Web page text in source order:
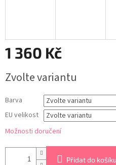
1 360 Kč
cena:
Zvolte variantu
Barva
EU velikost
Možnosti doručení
Přidat do košíku